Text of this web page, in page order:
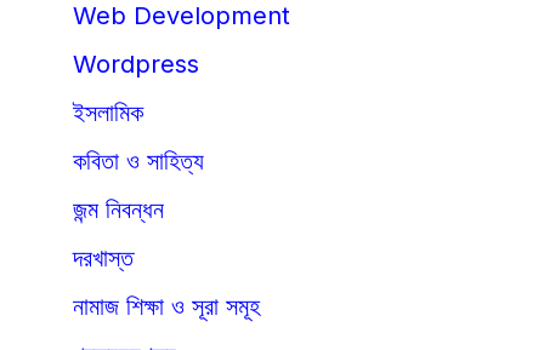
Web Development
Wordpress
ইসলামিক
কবিতা ও সাহিত্য
জন্ম নিবন্ধন
দরখাস্ত
নামাজ শিক্ষা ও সূরা সমূহ